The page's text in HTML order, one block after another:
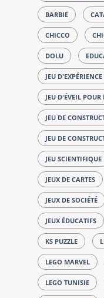
BARBIE
CHICCO
DOLU
JEU D'EXPÉRIENCE
JEU D'ÉVEIL POUR
JEU DE
JEU DE
JEU SCIENTIFIQUE
JEUX DE CARTES
JEUX DE SOCIÉTÉ
JEUX ÉDUCATIFS
KS PUZZLE
LEGO MARVEL
LEGO TUNISIE